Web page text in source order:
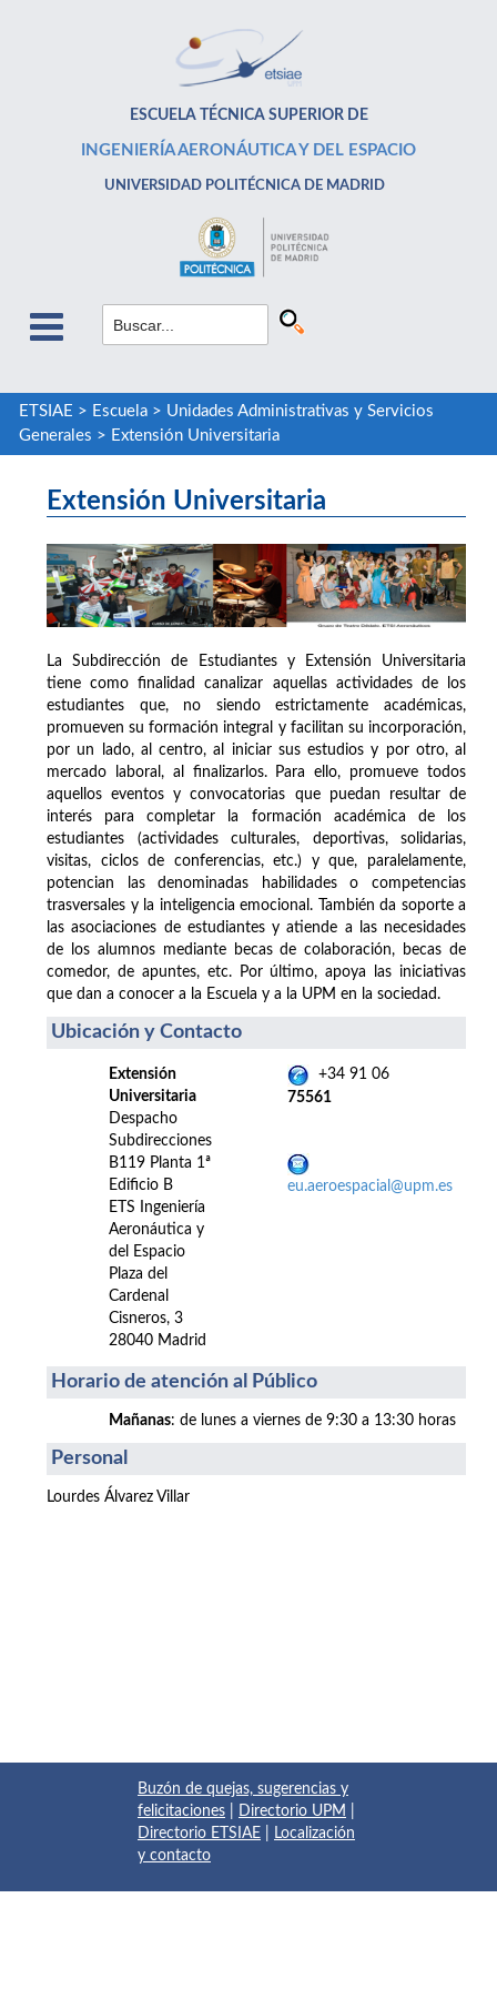
ESCUELA TÉCNICA SUPERIOR DE
INGENIERÍA AERONÁUTICA Y DEL ESPACIO
UNIVERSIDAD POLITÉCNICA DE MADRID
ETSIAE > Escuela> Unidades Administrativas y Servicios
Generales > Extensión Universitaria
Extensión Universitaria
La Subdirección de Estudiantes y Extensión Universitaria
tiene como finalidad canalizar aquellas actividades de los
estudiantes que, no siendo estrictamente académicas,
promueven su formación integral y facilitan su incorporación,
por un lado, al centro, al iniciar sus estudios y por otro, al
mercado laboral, al finalizarlos. Para ello, promueve todos
aquellos eventos y convocatorias que puedan resultar de
interés para completar la formación académica de los
estudiantes (actividades culturales, deportivas, solidarias,
visitas, ciclos de conferencias, etc.) y que, paralelamente,
potencian las denominadas habilidades o competencias
trasversales y la inteligencia emocional. También da soporte a
las asociaciones de estudiantes y atiende a las necesidades
de los alumnos mediante becas de colaboración, becas de
comedor, de apuntes, etc. Por último, apoya las iniciativas
que dan a conocer a la Escuela y a la UPM en la sociedad.
Ubicación y Contacto
Extensión
Universitaria
Despacho
Subdirecciones
B119 Planta 1ª
Edificio B
ETS Ingeniería
Aeronáutica y
del Espacio
Plaza del
Cardenal
Cisneros, 3
28040 Madrid
+34 91 06
75561
eu.aeroespacial@upm.es
Horario de atención al Público
Mañanas: de lunes a viernes de 9:30 a 13:30 horas
Personal
Lourdes Álvarez Villar
Buzón de quejas, sugerencias y
felicitaciones
Directorio UPM
Directorio ETSIAE
Localización
y contacto